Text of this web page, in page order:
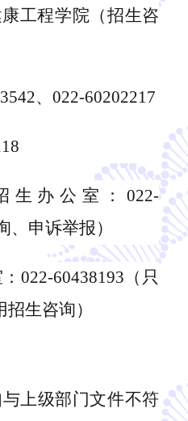
工程学院（招生咨
、 022-60202217
生办公室：022-
、申诉举报）
022-60438193（只
生咨询）
与上级部门文件不符